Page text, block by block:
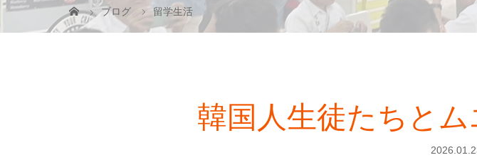
ブログ 留学生活
韓国人生徒たちと